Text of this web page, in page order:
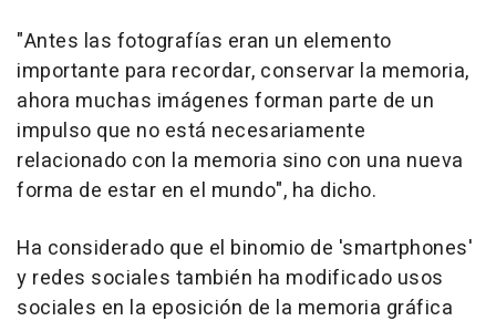
"Antes las fotografías eran un elemento
importante para recordar, conservar la memoria,
ahora muchas imágenes forman parte de un
impulso que no está necesariamente
relacionado con la memoria sino con una nueva
forma de estar en el mundo", ha dicho.
Ha considerado que el binomio de 'smartphones'
y redes sociales también ha modificado usos
sociales en la eposición de la memoria gráfica